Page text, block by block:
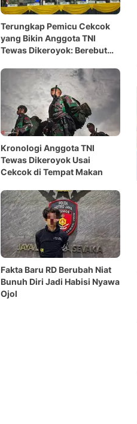
Terungkap Pemicu Cekcok
yang Bikin Anggota TNI
Tewas Dikeroyok: Berebut
Kronologi Anggota TNI
Tewas Dikeroyok Usai
Cekcok di Tempat Makan
Fakta Baru RD Berubah Niat
Bunuh Diri Jadi Habisi Nyawa
Ojol